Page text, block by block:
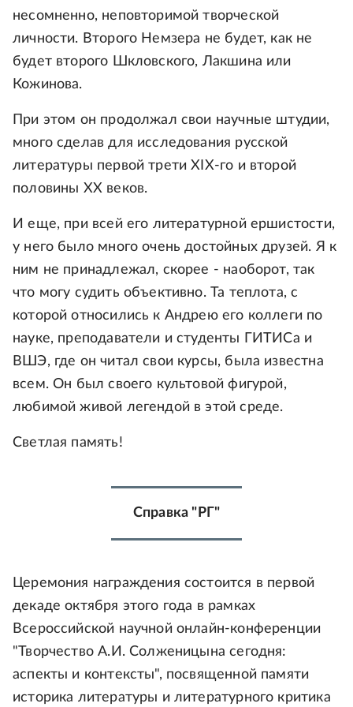
несомненно, неповторимой творческой
личности. Второго Немзера не будет, как не
будет второго Шкловского, Лакшина или
Кожинова.
При этом он продолжал свои научные штудии,
много сделав для исследования русской
литературы первой трети XIX-го и второй
половины ХХ веков.
И еще, при всей его литературной ершистости,
у него было много очень достойных друзей. Я к
ним не принадлежал, скорее - наоборот, так
что могу судить объективно. Та теплота, с
которой относились к Андрею его коллеги по
науке, преподаватели и студенты ГИТИСа и
ВШЭ, где он читал свои курсы, была известна
всем. Он был своего культовой фигурой,
любимой живой легендой в этой среде.
Светлая память!
Справка "РГ"
Церемония награждения состоится в первой
декаде октября этого года в рамках
Всероссийской научной онлайн-конференции
"Творчество А.И. Солженицына сегодня:
аспекты и контексты", посвященной памяти
историка литературы и литературного критика